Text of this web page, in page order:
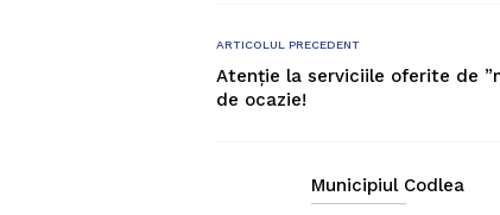
ARTICOLUL PRECEDENT
Atenție la serviciile oferite de
de ocazie!
Municipiul Codlea